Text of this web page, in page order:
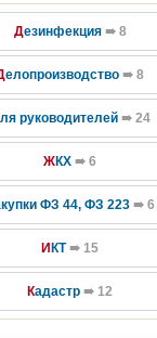
Дезинфекция ➠ 8
елопроизводство ➠ 8
ля руководителей ➠ 24
ЖКХ ➠ 6
ФЗ 44, ФЗ 223 ➠ 6
И КТ➠ 15
Кадастр ➠ 12